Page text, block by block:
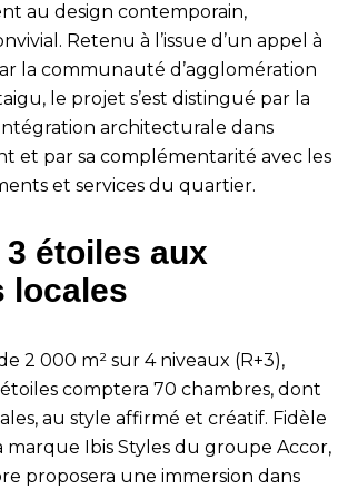
au design contemporain,
Retenu à l’issue d’un appel à
la communauté d’agglomération
le projet s’est distingué par la
architecturale dans
et par sa complémentarité avec les
et services du quartier.
étoiles aux
locales
2 000 m² sur 4 niveaux (R+3),
étoiles comptera 70 chambres, dont
au style affirmé et créatif. Fidèle
marque Ibis Styles du groupe Accor,
proposera une immersion dans